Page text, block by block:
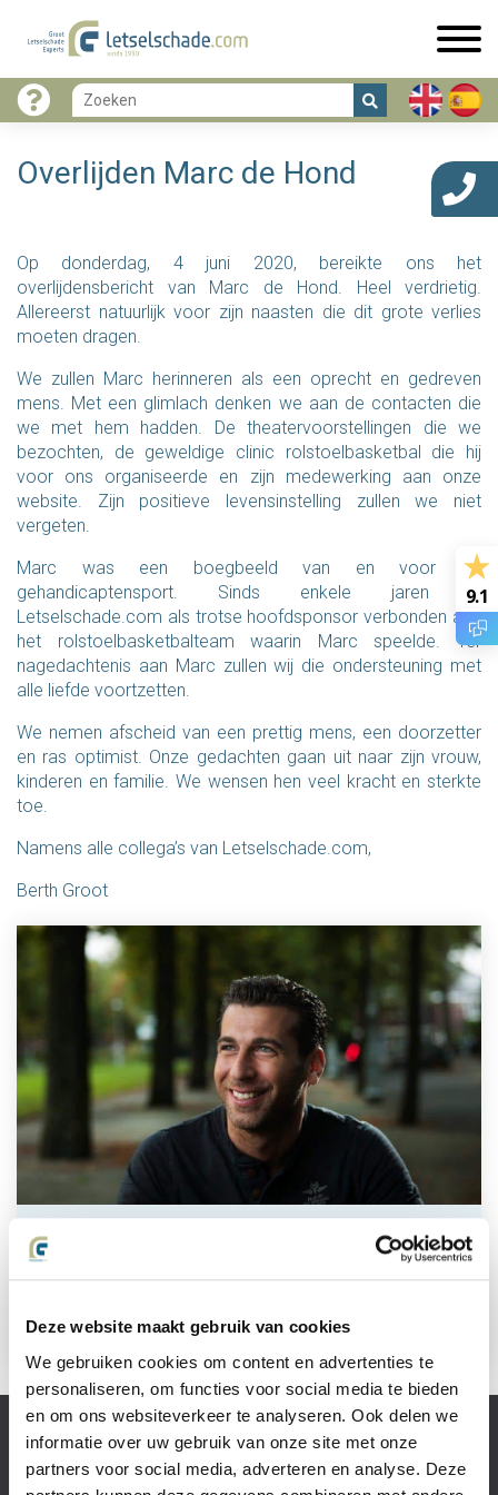
Deze website maakt gebruik van cookies
We gebruiken cookies om content en advertenties te
personaliseren, om functies voor social media te bieden
en om ons websiteverkeer te analyseren. Ook delen we
informatie over uw gebruik van onze site met onze
partners voor social media, adverteren en analyse. Deze
Overlijden Marc de Hond
Op donderdag, 4 juni 2020, bereikte ons het
overlijdensbericht van Marc de Hond. Heel verdrietig.
Allereerst natuurlijk voor zijn naasten die dit grote verlies
moeten dragen.
We zullen Marc herinneren als een oprecht en gedreven
mens. Met een glimlach denken we aan de contacten die
we met hem hadden. De theatervoorstellingen die we
bezochten, de geweldige clinic rolstoelbasketbal die hij
voor ons organiseerde en zijn medewerking aan onze
website. Zijn positieve levensinstelling zullen we niet
vergeten.
Marc was een boegbeeld van en voor de
gehandicaptensport. Sinds enkele jaren is
Letselschade.com als trotse hoofdsponsor verbonden aan
het rolstoelbasketbalteam waarin Marc speelde. Ter
nagedachtenis aan Marc zullen wij die ondersteuning met
alle liefde voortzetten.
We nemen afscheid van een prettig mens, een doorzetter
en ras optimist. Onze gedachten gaan uit naar zijn vrouw,
kinderen en familie. We wensen hen veel kracht en sterkte
toe.
Namens alle collega’s van Letselschade.com,
Berth Groot
Marc:
“Mocht ik overlijden, dan heeft de
kanker zeker niet gewonnen. Als ik er niet
Dus het is op z’n minst gelijkspel.”
Slachtoffer van
letselschade
Recht op
9.1